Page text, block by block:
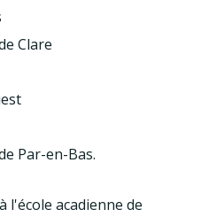
Clare
Par-en-Bas.
l'école acadienne de